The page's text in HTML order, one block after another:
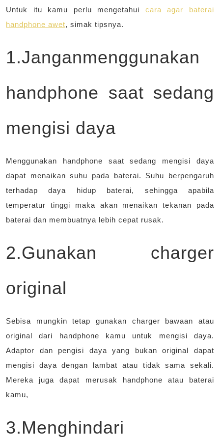
Untuk itu kamu perlu mengetahui cara agar baterai
handphone awet, simak tipsnya.
1.Janganmenggunakan
handphone saat sedang
mengisi daya
Menggunakan handphone saat sedang mengisi daya
dapat menaikan suhu pada baterai. Suhu berpengaruh
terhadap daya hidup baterai, sehingga apabila
temperatur tinggi maka akan menaikan tekanan pada
baterai dan membuatnya lebih cepat rusak.
2.Gunakan charger
original
Sebisa mungkin tetap gunakan charger bawaan atau
original dari handphone kamu untuk mengisi daya.
Adaptor dan pengisi daya yang bukan original dapat
mengisi daya dengan lambat atau tidak sama sekali.
Mereka juga dapat merusak handphone atau baterai
kamu,
3.Menghindari